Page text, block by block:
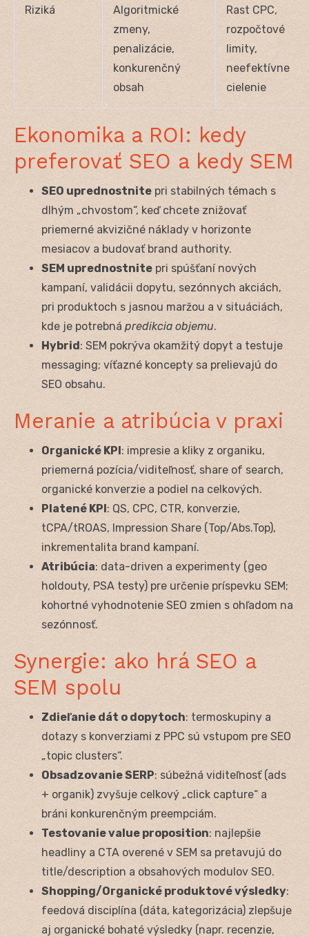
Riziká
Algoritmické
zmeny,
penalizácie,
konkurenčný
obsah
Rast CPC,
rozpočtové
limity,
neefektívne
cielenie
Ekonomika a ROI: kedy
preferovať SEO a kedy SEM
SEO uprednostnite pri stabilných témach s
dlhým „chvostom“, keď chcete znižovať
priemerné akvizičné náklady v horizonte
mesiacov a budovať brand authority.
SEM uprednostnite pri spúšťaní nových
kampaní, validácii dopytu, sezónnych akciách,
pri produktoch s jasnou maržou a v situáciách,
kde je potrebná predikcia objemu.
Hybrid: SEM pokrýva okamžitý dopyt a testuje
messaging; víťazné koncepty sa prelievajú do
SEO obsahu.
Meranie a atribúcia v praxi
Organické KPI: impresie a kliky z organiku,
priemerná pozícia/viditeľnosť, share of search,
organické konverzie a podiel na celkových.
Platené KPI: QS, CPC, CTR, konverzie,
tCPA/tROAS, Impression Share (Top/Abs.Top),
inkrementalita brand kampaní.
Atribúcia: data-driven a experimenty (geo
holdouty, PSA testy) pre určenie príspevku SEM;
kohortné vyhodnotenie SEO zmien s ohľadom na
sezónnosť.
Synergie: ako hrá SEO a
SEM spolu
Zdieľanie dát o dopytoch: termoskupiny a
dotazy s konverziami z PPC sú vstupom pre SEO
„topic clusters“.
Obsadzovanie SERP: súbežná viditeľnosť (ads
+ organik) zvyšuje celkový „click capture“ a
bráni konkurenčným preempciám.
Testovanie value proposition: najlepšie
headliny a CTA overené v SEM sa pretavujú do
title/description a obsahových modulov SEO.
Shopping/Organické produktové výsledky:
feedová disciplína (dáta, kategorizácia) zlepšuje
aj organické bohaté výsledky (napr. recenzie,